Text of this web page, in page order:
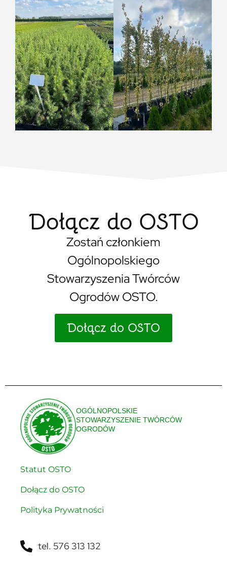
Dołącz do OSTO
Zostań członkiem
Ogólnopolskiego
Stowarzyszenia Twórców
Ogrodów OSTO.
Dołącz do OSTO
OGÓLNOPOLSKIE
STOWARZYSZENIE TWÓRCÓW
OGRODÓW
Statut OSTO
Dołącz do OSTO
Polityka Prywatności
tel. 576 313 132